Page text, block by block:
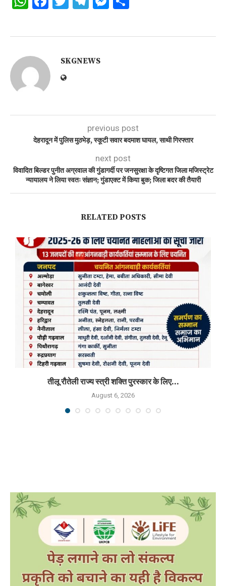
SKGNEWS
previous post
देहरादून में पुलिस मुठभेड़, स्कूटी सवार बदमाश घायल, साथी गिरफ्तार
next post
विवादित बिल्डर पुनीत अग्रवाल की गुंडागर्दी पर जनसुरक्षा के दृष्टिगत जिला मजिस्ट्रेट
न्यायालय ने लिया स्वतः संज्ञान; गुंडाएक्ट में किया बुक; जिला बदर की तैयारी
RELATED POSTS
तीलू रौतेली राज्य स्त्री शक्ति पुरस्कार के लिए...
August 6, 2026